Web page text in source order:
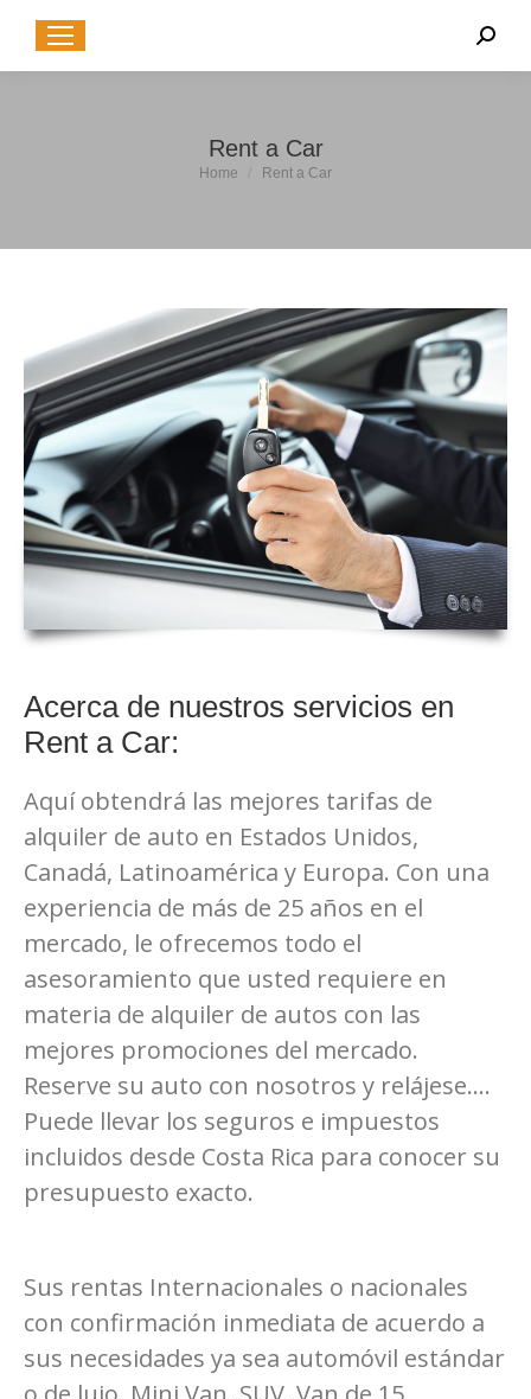
Rent a Car
You are here:
Home Rent a Car
Acerca de nuestros servicios en
Rent a Car:
Aquí obtendrá las mejores tarifas de
alquiler de auto en Estados Unidos,
Canadá, Latinoamérica y Europa. Con una
experiencia de más de 25 años en el
mercado, le ofrecemos todo el
asesoramiento que usted requiere en
materia de alquiler de autos con las
mejores promociones del mercado.
Reserve su auto con nosotros y relájese….
Puede llevar los seguros e impuestos
incluidos desde Costa Rica para conocer su
presupuesto exacto.
Sus rentas Internacionales o nacionales
con confirmación inmediata de acuerdo a
sus necesidades ya sea automóvil estándar